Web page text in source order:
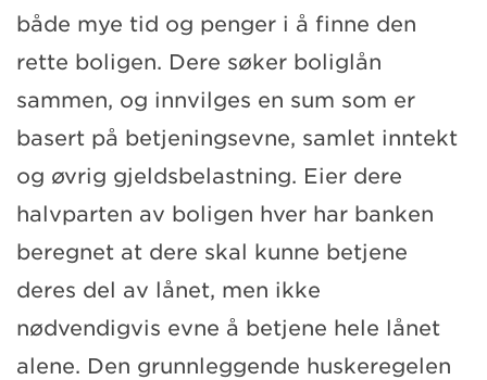
både mye tid og penger i å finne den
rette boligen. Dere søker boliglån
sammen, og innvilges en sum som er
basert på betjeningsevne, samlet inntekt
og øvrig gjeldsbelastning. Eier dere
halvparten av boligen hver har banken
beregnet at dere skal kunne betjene
deres del av lånet, men ikke
nødvendigvis evne å betjene hele lånet
alene. Den grunnleggende huskeregelen